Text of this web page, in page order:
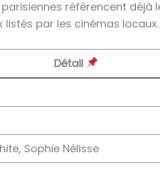
référencent déjà
listés par les cinémas locaux.
Détail
Sophie Nélisse